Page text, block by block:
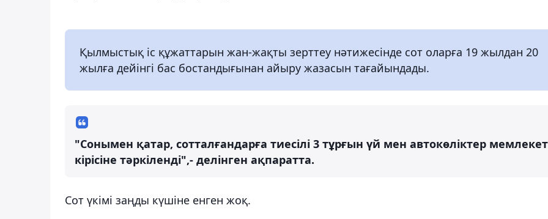
Қылмыстық іс құжаттарын жан-жақты зерттеу нәтижесінде сот оларға 19 жылдан 20
жылға дейінгі бас бостандығынан айыру жазасын тағайындады.
"Сонымен қатар, сотталғандарға тиесілі 3 тұрғын үй мен автокөліктер мемлекет
кірісіне тәркіленді",- делінген ақпаратта.
Сот үкімі заңды күшіне енген жоқ.